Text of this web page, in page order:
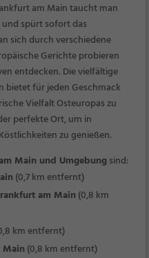
am Main taucht man
spürt sofort das
sich durch verschiedene
Gerichte probieren
entdecken. Die vielfältige
bietet für jeden Geschmack
Vielfalt Osteuropas zu
perfekte Ort, um in
zu genießen.
Main und Umgebungsind:
(0,7 km entfernt)
am Main (0,8 km
km entfernt)
(0,8 km entfernt)